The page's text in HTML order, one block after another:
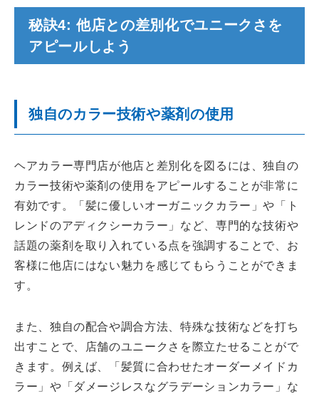
秘訣4: 他店との差別化でユニークさを
アピールしよう
独自のカラー技術や薬剤の使用
ヘアカラー専門店が他店と差別化を図るには、独自の
カラー技術や薬剤の使用をアピールすることが非常に
有効です。「髪に優しいオーガニックカラー」や「ト
レンドのアディクシーカラー」など、専門的な技術や
話題の薬剤を取り入れている点を強調することで、お
客様に他店にはない魅力を感じてもらうことができま
す。
また、独自の配合や調合方法、特殊な技術などを打ち
出すことで、店舗のユニークさを際立たせることがで
きます。例えば、「髪質に合わせたオーダーメイドカ
ラー」や「ダメージレスなグラデーションカラー」な